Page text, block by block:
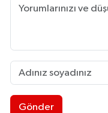
Gönder